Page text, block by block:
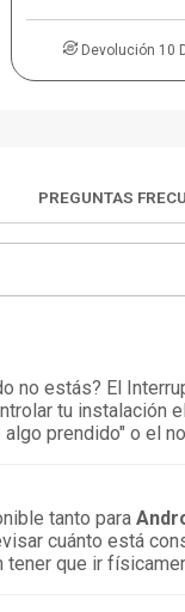
Devolución 10
PREGUNTAS
no estás? El
tu instalación
prendido" o el
tanto para
cuánto está
que ir